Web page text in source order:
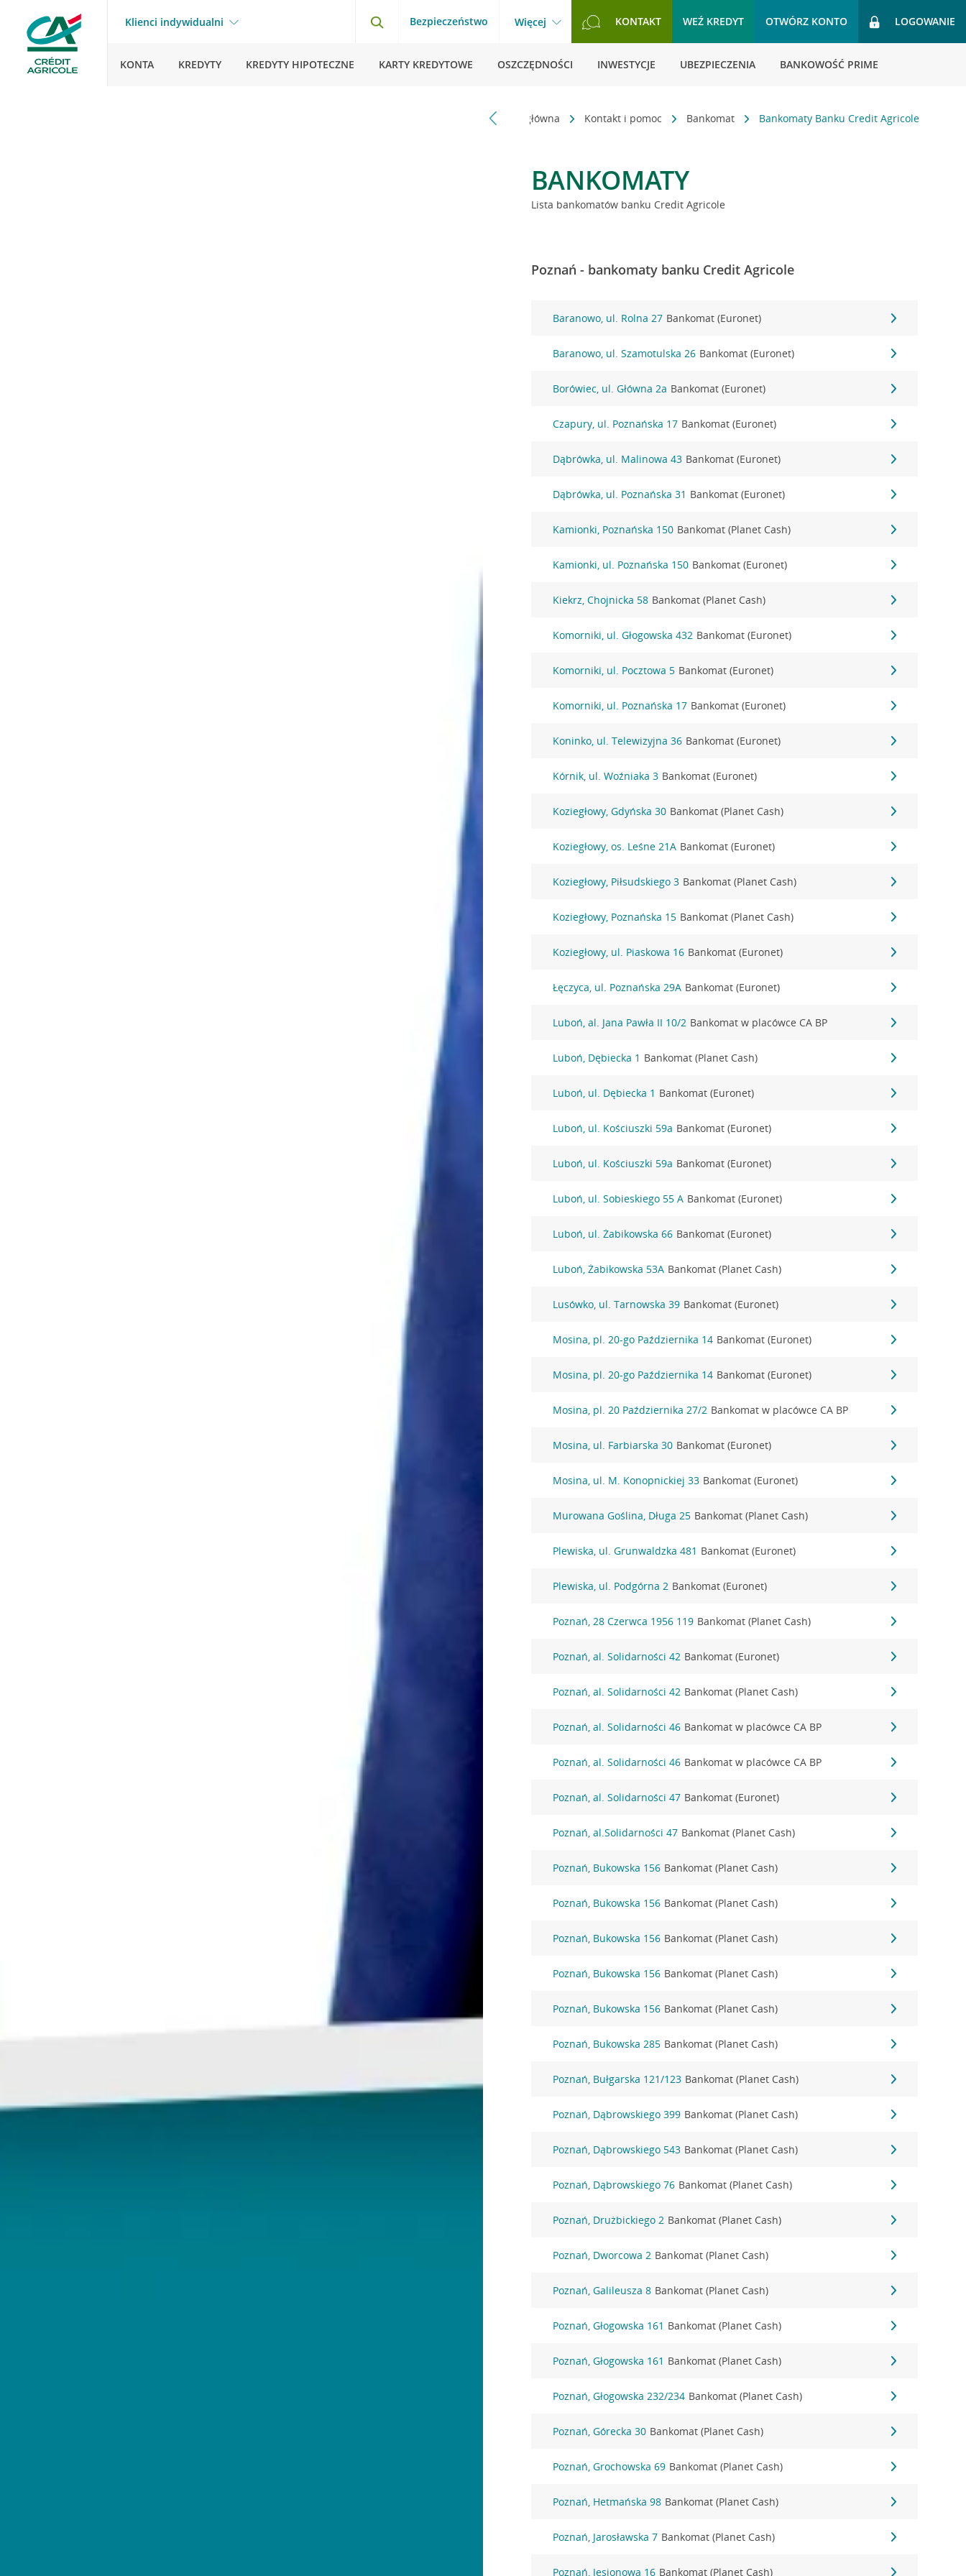
Klienci indywidualni Bezpieczeństwo Więcej KONTAKT WEŹ KREDYT OTWÓRZ KONTO LOGOWANIE
KONTA KREDYTY KREDYTY HIPOTECZNE KARTY KREDYTOWE OSZCZĘDNOŚCI INWESTYCJE UBEZPIECZENIA BANKOWOŚĆ PRIME
Strona główna Kontakt i pomoc Bankomat Bankomaty Banku Credit Agricole
BANKOMATY
Lista bankomatów banku Credit Agricole
Poznań - bankomaty banku Credit Agricole
Baranowo, ul. Rolna 27 Bankomat (Euronet)
Baranowo, ul. Szamotulska 26 Bankomat (Euronet)
Borówiec, ul. Główna 2a Bankomat (Euronet)
Czapury, ul. Poznańska 17 Bankomat (Euronet)
Dąbrówka, ul. Malinowa 43 Bankomat (Euronet)
Dąbrówka, ul. Poznańska 31 Bankomat (Euronet)
Kamionki, Poznańska 150 Bankomat (Planet Cash)
Kamionki, ul. Poznańska 150 Bankomat (Euronet)
Kiekrz, Chojnicka 58 Bankomat (Planet Cash)
Komorniki, ul. Głogowska 432 Bankomat (Euronet)
Komorniki, ul. Pocztowa 5 Bankomat (Euronet)
Komorniki, ul. Poznańska 17 Bankomat (Euronet)
Koninko, ul. Telewizyjna 36 Bankomat (Euronet)
Kórnik, ul. Woźniaka 3 Bankomat (Euronet)
Koziegłowy, Gdyńska 30 Bankomat (Planet Cash)
Koziegłowy, os. Leśne 21A Bankomat (Euronet)
Koziegłowy, Piłsudskiego 3 Bankomat (Planet Cash)
Koziegłowy, Poznańska 15 Bankomat (Planet Cash)
Koziegłowy, ul. Piaskowa 16 Bankomat (Euronet)
Łęczyca, ul. Poznańska 29A Bankomat (Euronet)
Luboń, al. Jana Pawła II 10/2 Bankomat w placówce CA BP
Luboń, Dębiecka 1 Bankomat (Planet Cash)
Luboń, ul. Dębiecka 1 Bankomat (Euronet)
Luboń, ul. Kościuszki 59a Bankomat (Euronet)
Luboń, ul. Kościuszki 59a Bankomat (Euronet)
Luboń, ul. Sobieskiego 55 A Bankomat (Euronet)
Luboń, ul. Żabikowska 66 Bankomat (Euronet)
Luboń, Żabikowska 53A Bankomat (Planet Cash)
Lusówko, ul. Tarnowska 39 Bankomat (Euronet)
Mosina, pl. 20-go Października 14 Bankomat (Euronet)
Mosina, pl. 20-go Października 14 Bankomat (Euronet)
Mosina, pl. 20 Października 27/2 Bankomat w placówce CA BP
Mosina, ul. Farbiarska 30 Bankomat (Euronet)
Mosina, ul. M. Konopnickiej 33 Bankomat (Euronet)
Murowana Goślina, Długa 25 Bankomat (Planet Cash)
Plewiska, ul. Grunwaldzka 481 Bankomat (Euronet)
Plewiska, ul. Podgórna 2 Bankomat (Euronet)
Poznań, 28 Czerwca 1956 119 Bankomat (Planet Cash)
Poznań, al. Solidarności 42 Bankomat (Euronet)
Poznań, al. Solidarności 42 Bankomat (Planet Cash)
Poznań, al. Solidarności 46 Bankomat w placówce CA BP
Poznań, al. Solidarności 46 Bankomat w placówce CA BP
Poznań, al. Solidarności 47 Bankomat (Euronet)
Poznań, al.Solidarności 47 Bankomat (Planet Cash)
Poznań, Bukowska 156 Bankomat (Planet Cash)
Poznań, Bukowska 156 Bankomat (Planet Cash)
Poznań, Bukowska 156 Bankomat (Planet Cash)
Poznań, Bukowska 156 Bankomat (Planet Cash)
Poznań, Bukowska 156 Bankomat (Planet Cash)
Poznań, Bukowska 285 Bankomat (Planet Cash)
Poznań, Bułgarska 121/123 Bankomat (Planet Cash)
Poznań, Dąbrowskiego 399 Bankomat (Planet Cash)
Poznań, Dąbrowskiego 543 Bankomat (Planet Cash)
Poznań, Dąbrowskiego 76 Bankomat (Planet Cash)
Poznań, Drużbickiego 2 Bankomat (Planet Cash)
Poznań, Dworcowa 2 Bankomat (Planet Cash)
Poznań, Galileusza 8 Bankomat (Planet Cash)
Poznań, Głogowska 161 Bankomat (Planet Cash)
Poznań, Głogowska 161 Bankomat (Planet Cash)
Poznań, Głogowska 232/234 Bankomat (Planet Cash)
Poznań, Górecka 30 Bankomat (Planet Cash)
Poznań, Grochowska 69 Bankomat (Planet Cash)
Poznań, Hetmańska 98 Bankomat (Planet Cash)
Poznań, Jarosławska 7 Bankomat (Planet Cash)
Poznań, Jesionowa 16 Bankomat (Planet Cash)